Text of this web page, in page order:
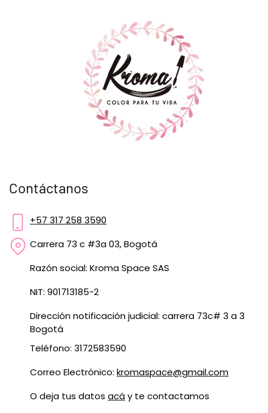
Contáctanos
+57 317 258 3590
Carrera 73 c #3a 03, Bogotá
Razón social: Kroma Space SAS
NIT: 901713185-2
Dirección notificación judicial: carrera 73c# 3 a 3
Bogotá
Teléfono: 3172583590
Correo Electrónico: kromaspace@gmail.com
O deja tus datos acáy te contactamos